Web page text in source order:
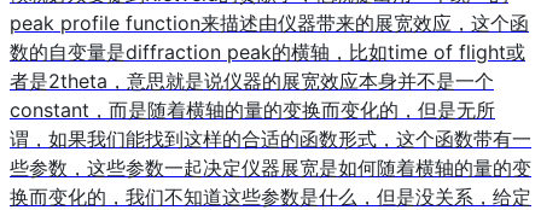
peak profile function来描述由仪器带来的展宽效应，这个函
数的自变量是diffraction peak的横轴，比如time of flight或
者是2theta，意思就是说仪器的展宽效应本身并不是一个
constant，而是随着横轴的量的变换而变化的，但是无所
谓，如果我们能找到这样的合适的函数形式，这个函数带有一
些参数，这些参数一起决定仪器展宽是如何随着横轴的量的变
换而变化的，我们不知道这些参数是什么，但是没关系，给定